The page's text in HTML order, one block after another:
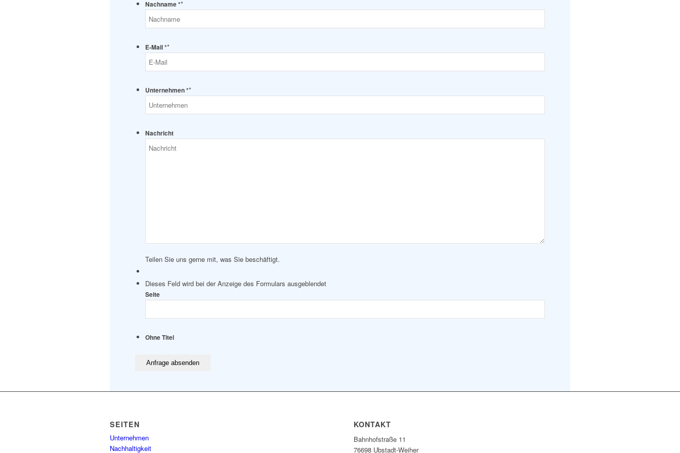
Nachname **
E-Mail **
Unternehmen **
Nachricht
Teilen Sie uns gerne mit, was Sie beschäftigt.
Dieses Feld wird bei der Anzeige des Formulars ausgeblendet
Seite
Ohne Titel
SEITEN
Unternehmen
Nachhaltigkeit
KONTAKT
Bahnhofstraße 11
76698 Ubstadt-Weiher